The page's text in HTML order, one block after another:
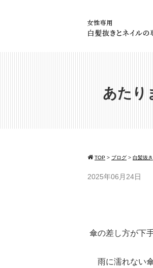
あたり
TOP > ブログ > 白髪抜き
2025年06月24日
傘の差し方が下
雨に濡れない